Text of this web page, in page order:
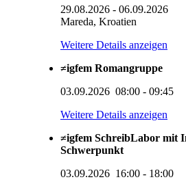
29.08.2026 - 06.09.2026
Mareda, Kroatien
Weitere Details anzeigen
≠igfem Romangruppe
03.09.2026 08:00 - 09:45
Weitere Details anzeigen
≠igfem SchreibLabor mit
Schwerpunkt
03.09.2026 16:00 - 18:00